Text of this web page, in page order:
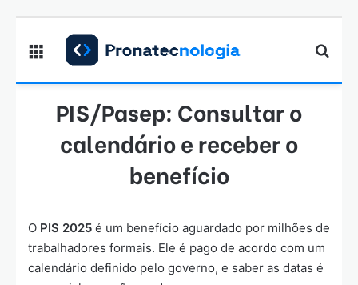
Menu
PIS/Pasep: Consultar o
calendário e receber o
benefício
O PIS 2025 é um benefício aguardado por milhões de
trabalhadores formais. Ele é pago de acordo com um
calendário definido pelo governo, e saber as datas é